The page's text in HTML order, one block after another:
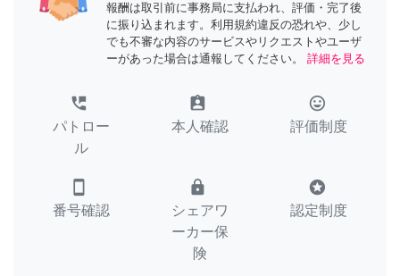
報酬は取引前に事務局に支払われ、評価・完了後
に振り込まれます。利用規約違反の恐れや、少し
でも不審な内容のサービスやリクエストやユーザ
ーがあった場合は通報してください。
詳細を見る
perm_phone_msg
パトロー
ル
assignment_ind
本人確認
tag_faces
評価制度
smartphone
番号確認
lock
シェアワ
ーカー保
険
stars
認定制度